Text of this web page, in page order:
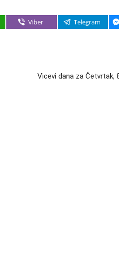
Viber Telegram
Vicevi dana za Četvrtak,